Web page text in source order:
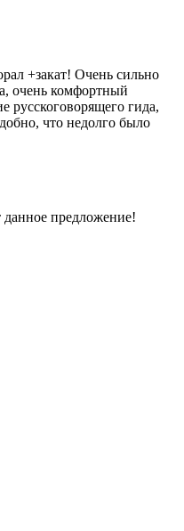
+закат! Очень сильно
очень комфортный
русскоговорящего гида,
что недолго было
данное предложение!